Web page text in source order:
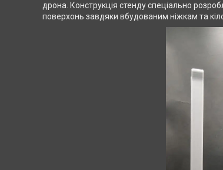
дрона. Конструкція стенду спеціально
поверхонь завдяки вбудованим ніжкам та